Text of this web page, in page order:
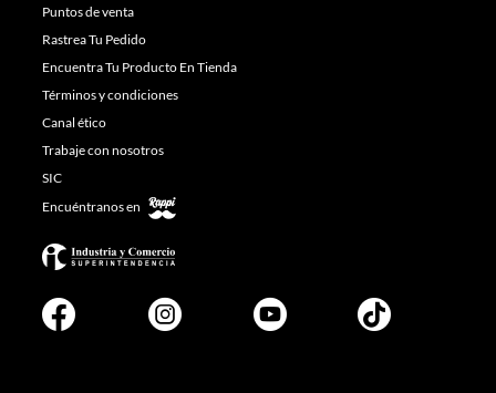
Puntos de venta
Rastrea Tu Pedido
Encuentra Tu Producto En Tienda
Términos y condiciones
Canal ético
Trabaje con nosotros
SIC
Encuéntranos en